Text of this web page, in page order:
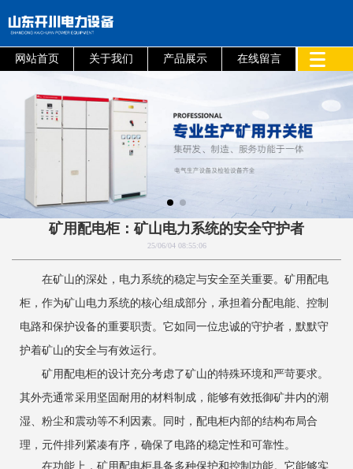
网站首页 关于我们 产品展示 在线留言
矿用配电柜：矿山电力系统的安全守护者‌
25/06/04 08:55:06
在矿山的深处，电力系统的稳定与安全至关重要。矿用配电
柜，作为矿山电力系统的核心组成部分，承担着分配电能、控制
电路和保护设备的重要职责。它如同一位忠诚的守护者，默默守
护着矿山的安全与有效运行。
矿用配电柜的设计充分考虑了矿山的特殊环境和严苛要求。
其外壳通常采用坚固耐用的材料制成，能够有效抵御矿井内的潮
湿、粉尘和震动等不利因素。同时，配电柜内部的结构布局合
理，元件排列紧凑有序，确保了电路的稳定性和可靠性。
在功能上，矿用配电柜具备多种保护和控制功能。它能够实